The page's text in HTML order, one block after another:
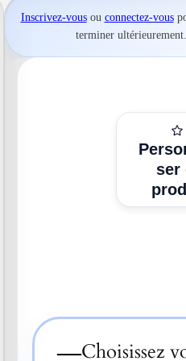
Inscrivez-vousou connectez-vous
terminer ultérieurement.
ser
—Choisissez